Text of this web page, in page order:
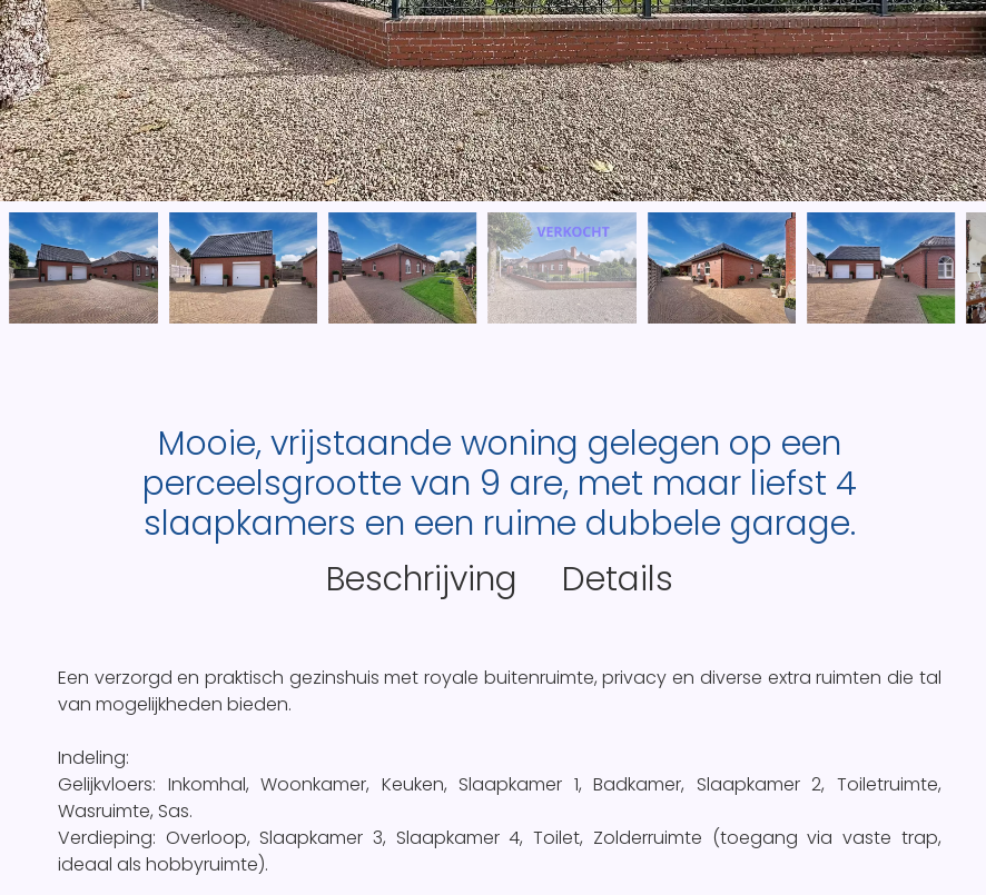
Mooie, vrijstaande woning gelegen op een
perceelsgrootte van 9 are, met maar liefst 4
slaapkamers en een ruime dubbele garage.
Beschrijving
Details
Een verzorgd en praktisch gezinshuis met royale buitenruimte, privacy en diverse extra ruimten die tal
van mogelijkheden bieden.
Indeling:
Gelijkvloers: Inkomhal, Woonkamer, Keuken, Slaapkamer 1, Badkamer, Slaapkamer 2, Toiletruimte,
Wasruimte, Sas.
Verdieping: Overloop, Slaapkamer 3, Slaapkamer 4, Toilet, Zolderruimte (toegang via vaste trap,
ideaal als hobbyruimte).